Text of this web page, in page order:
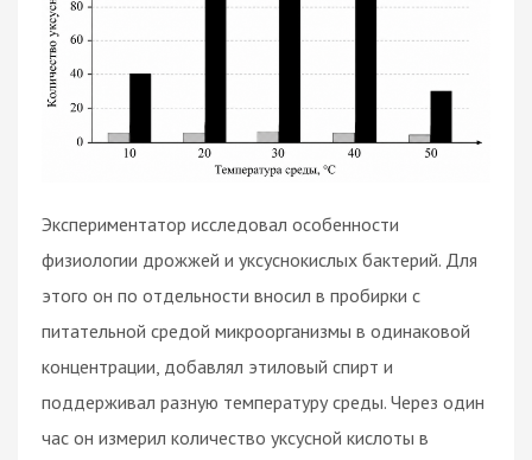
Экспериментатор исследовал особенности
физиологии дрожжей и уксуснокислых бактерий. Для
этого он по отдельности вносил в пробирки с
питательной средой микроорганизмы в одинаковой
концентрации, добавлял этиловый спирт и
поддерживал разную температуру среды. Через один
час он измерил количество уксусной кислоты в